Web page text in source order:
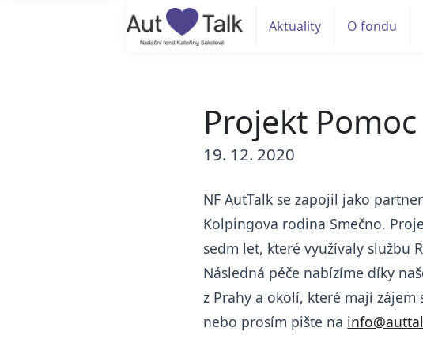
Aktuality O fondu
Projekt
19. 12. 2020
NF AutTalk se zapojil jako
Kolpingova rodina Smečno.
sedm let, které využívaly službu
Následná péče nabízíme díky
z Prahy a okolí, které mají
nebo prosím pište na